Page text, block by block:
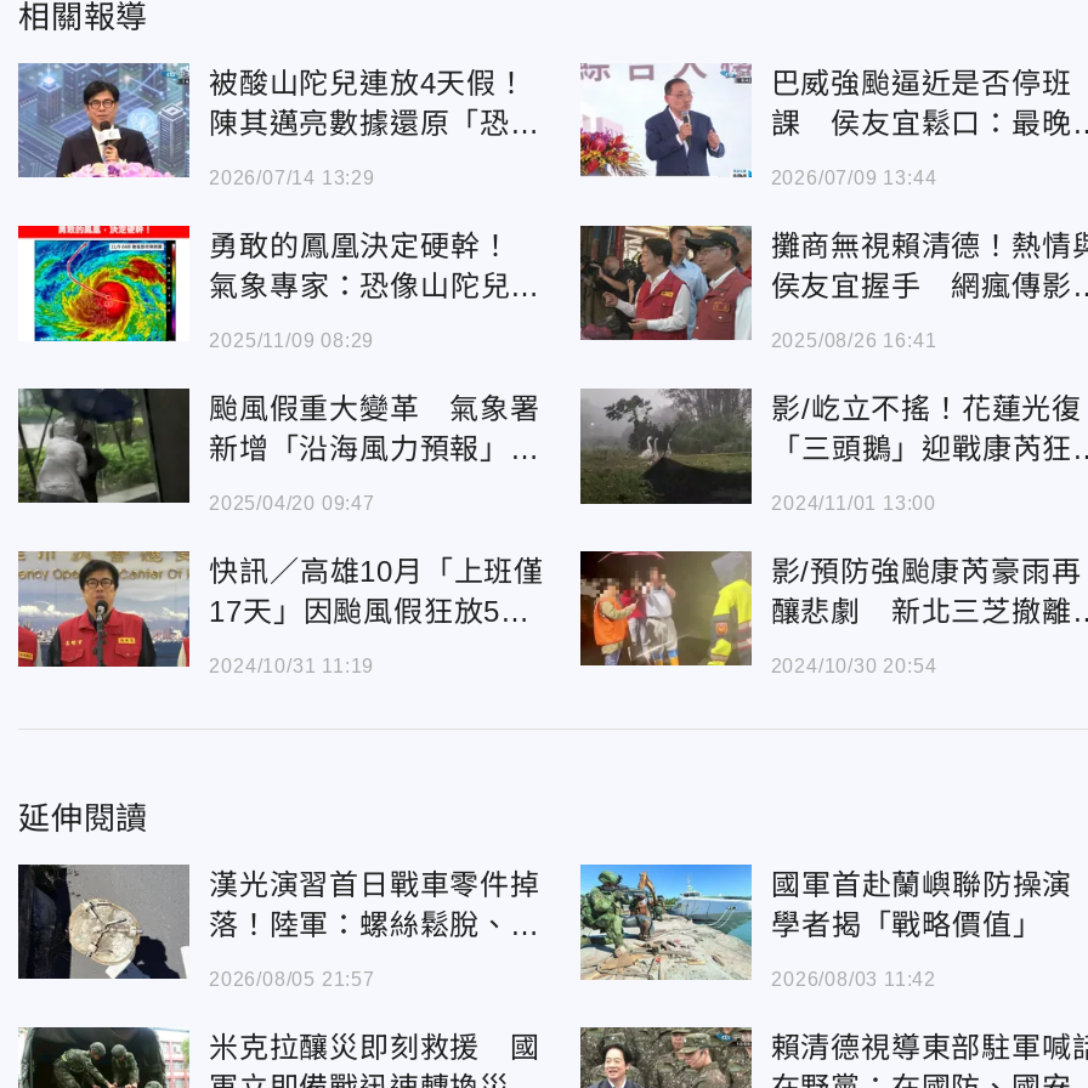
相關報導
被酸山陀兒連放4天假！
陳其邁亮數據還原「恐怖
災情」坦言：做決定常睡
2026/07/14 13:29
巴威強颱逼近是否停班
課 侯友宜鬆口：最晚
晚8點宣布
2026/07/09 13:44
勇敢的鳳凰決定硬幹！
氣象專家：恐像山陀兒死
在台灣
2025/11/09 08:29
攤商無視賴清德！熱情
侯友宜握手 網瘋傳影
片：失民心者失天下
2025/08/26 16:41
颱風假重大變革 氣象署
新增「沿海風力預報」參
考數據
2025/04/20 09:47
影/屹立不搖！花蓮光復
「三頭鵝」迎戰康芮狂
風 網看傻：佩服了
2024/11/01 13:00
快訊／高雄10月「上班僅
17天」因颱風假狂放5
天 陳其邁喊要體諒
2024/10/31 11:19
影/預防強颱康芮豪雨再
釀悲劇 新北三芝撤離
戶70人
2024/10/30 20:54
延伸閱讀
漢光演習首日戰車零件掉
落！陸軍：螺絲鬆脫、將
強化檢查
2026/08/05 21:57
國軍首赴蘭嶼聯防操
學者揭「戰略價值」
2026/08/03 11:42
米克拉釀災即刻救援 國
賴清德視導東部駐軍喊